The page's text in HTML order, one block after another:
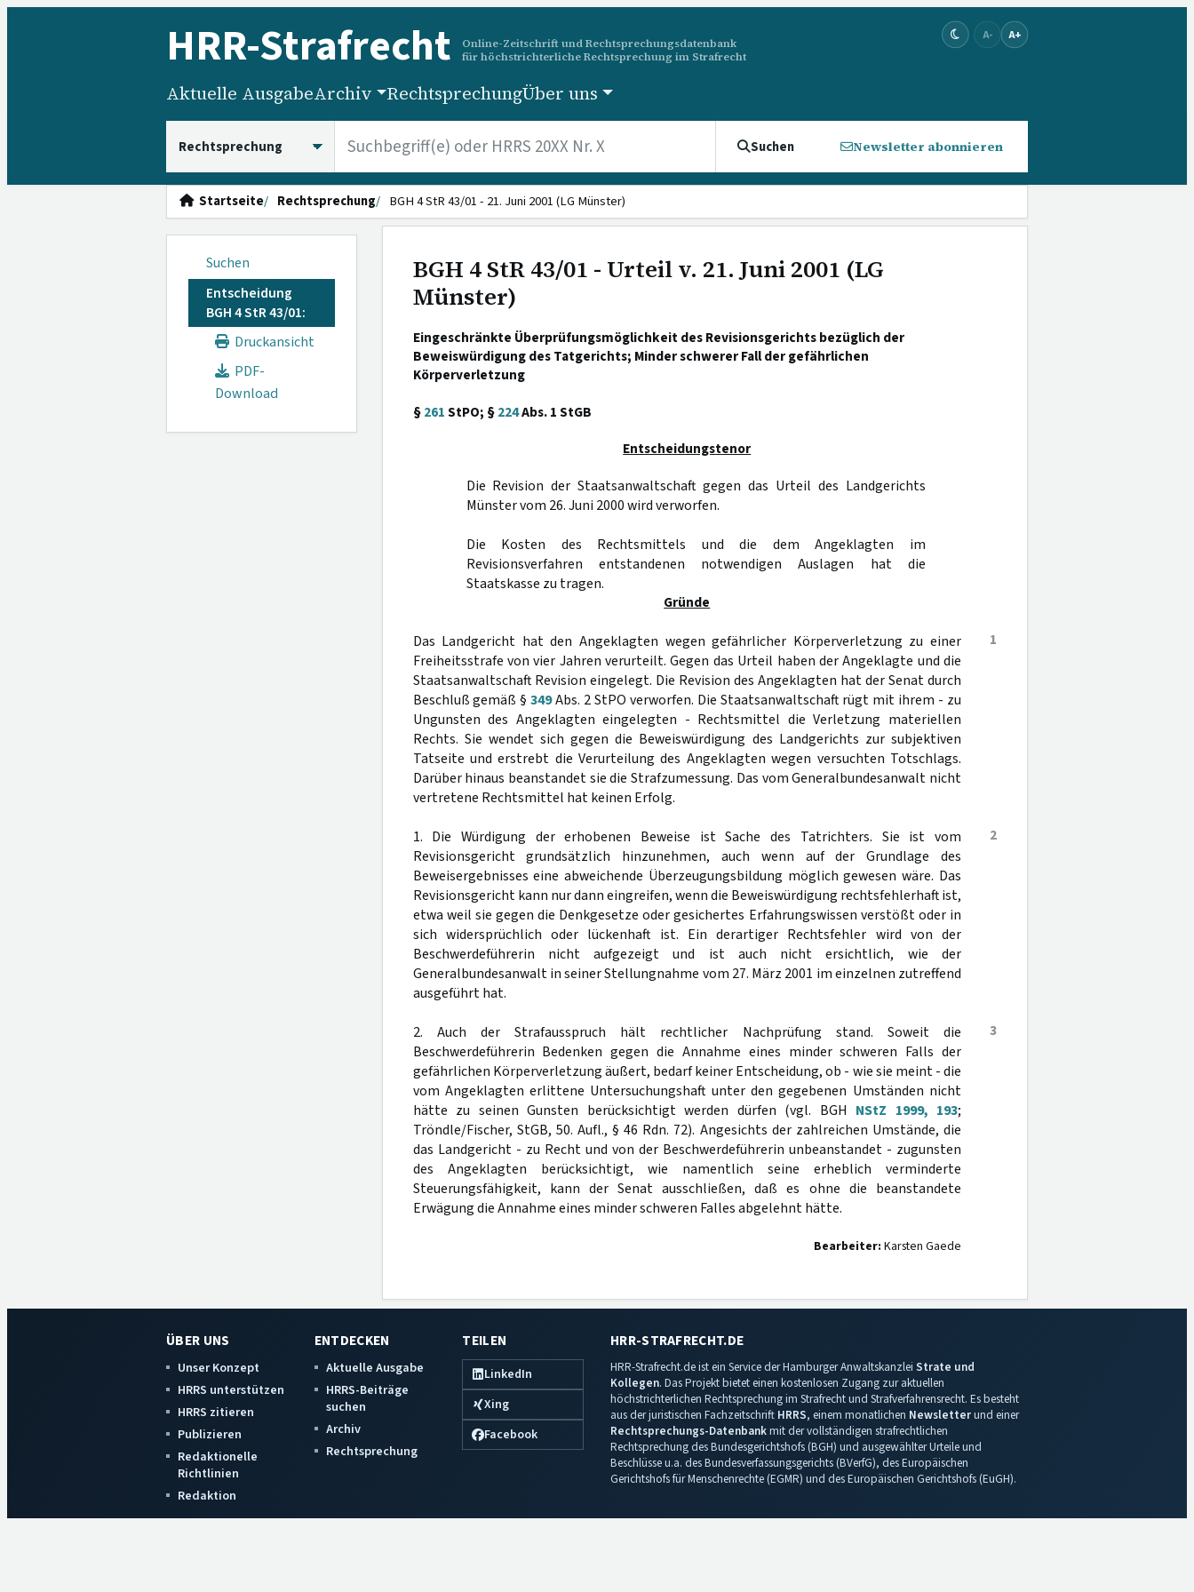
HRR-Strafrecht
Online-Zeitschrift und Rechtsprechungsdatenbank
für höchstrichterliche Rechtsprechung im Strafrecht
A- A+
Aktuelle AusgabeArchiv RechtsprechungÜber uns
Suchen Newsletter abonnieren
Startseite Rechtsprechung BGH 4 StR 43/01 - 21. Juni 2001 (LG Münster)
Suchen
Entscheidung
BGH 4 StR 43/01:
Druckansicht
PDF-
Download
BGH 4 StR 43/01 - Urteil v. 21. Juni 2001 (LG
Münster)
Eingeschränkte Überprüfungsmöglichkeit des Revisionsgerichts bezüglich der
Beweiswürdigung des Tatgerichts; Minder schwerer Fall der gefährlichen
Körperverletzung
§261StPO; §224Abs. 1 StGB
Entscheidungstenor
Die Revision der Staatsanwaltschaft gegen das Urteil des Landgerichts
Münster vom 26. Juni 2000 wird verworfen.
Die Kosten des Rechtsmittels und die dem Angeklagten im
Revisionsverfahren entstandenen notwendigen Auslagen hat die
Staatskasse zu tragen.
Gründe
1
Das Landgericht hat den Angeklagten wegen gefährlicher Körperverletzung zu einer
Freiheitsstrafe von vier Jahren verurteilt. Gegen das Urteil haben der Angeklagte und die
Staatsanwaltschaft Revision eingelegt. Die Revision des Angeklagten hat der Senat durch
Beschluß gemäß §349Abs. 2 StPO verworfen. Die Staatsanwaltschaft rügt mit ihrem - zu
Ungunsten des Angeklagten eingelegten - Rechtsmittel die Verletzung materiellen
Rechts. Sie wendet sich gegen die Beweiswürdigung des Landgerichts zur subjektiven
Tatseite und erstrebt die Verurteilung des Angeklagten wegen versuchten Totschlags.
Darüber hinaus beanstandet sie die Strafzumessung. Das vom Generalbundesanwalt nicht
vertretene Rechtsmittel hat keinen Erfolg.
2
1. Die Würdigung der erhobenen Beweise ist Sache des Tatrichters. Sie ist vom
Revisionsgericht grundsätzlich hinzunehmen, auch wenn auf der Grundlage des
Beweisergebnisses eine abweichende Überzeugungsbildung möglich gewesen wäre. Das
Revisionsgericht kann nur dann eingreifen, wenn die Beweiswürdigung rechtsfehlerhaft ist,
etwa weil sie gegen die Denkgesetze oder gesichertes Erfahrungswissen verstößt oder in
sich widersprüchlich oder lückenhaft ist. Ein derartiger Rechtsfehler wird von der
Beschwerdeführerin nicht aufgezeigt und ist auch nicht ersichtlich, wie der
Generalbundesanwalt in seiner Stellungnahme vom 27. März 2001 im einzelnen zutreffend
ausgeführt hat.
3
2. Auch der Strafausspruch hält rechtlicher Nachprüfung stand. Soweit die
Beschwerdeführerin Bedenken gegen die Annahme eines minder schweren Falls der
gefährlichen Körperverletzung äußert, bedarf keiner Entscheidung, ob - wie sie meint - die
vom Angeklagten erlittene Untersuchungshaft unter den gegebenen Umständen nicht
hätte zu seinen Gunsten berücksichtigt werden dürfen (vgl. BGH NStZ 1999, 193;
Tröndle/Fischer, StGB, 50. Aufl., § 46 Rdn. 72). Angesichts der zahlreichen Umstände, die
das Landgericht - zu Recht und von der Beschwerdeführerin unbeanstandet - zugunsten
des Angeklagten berücksichtigt, wie namentlich seine erheblich verminderte
Steuerungsfähigkeit, kann der Senat ausschließen, daß es ohne die beanstandete
Erwägung die Annahme eines minder schweren Falles abgelehnt hätte.
Bearbeiter: Karsten Gaede
ÜBER UNS
Unser Konzept
HRRS unterstützen
HRRS zitieren
Publizieren
Redaktionelle
Richtlinien
Redaktion
ENTDECKEN
Aktuelle Ausgabe
HRRS-Beiträge
suchen
Archiv
Rechtsprechung
TEILEN
LinkedIn
Xing
Facebook
HRR-STRAFRECHT.DE
HRR-Strafrecht.de ist ein Service der Hamburger Anwaltskanzlei Strate und
Kollegen. Das Projekt bietet einen kostenlosen Zugang zur aktuellen
höchstrichterlichen Rechtsprechung im Strafrecht und Strafverfahrensrecht. Es besteht
aus der juristischen Fachzeitschrift HRRS, einem monatlichen Newsletterund einer
Rechtsprechungs-Datenbankmit der vollständigen strafrechtlichen
Rechtsprechung des Bundesgerichtshofs (BGH) und ausgewählter Urteile und
Beschlüsse u.a. des Bundesverfassungsgerichts (BVerfG), des Europäischen
Gerichtshofs für Menschenrechte (EGMR) und des Europäischen Gerichtshofs (EuGH).